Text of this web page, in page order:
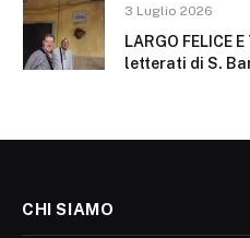
3 Luglio 2026
LARGO FELICE
letterati di S.
CHI SIAMO